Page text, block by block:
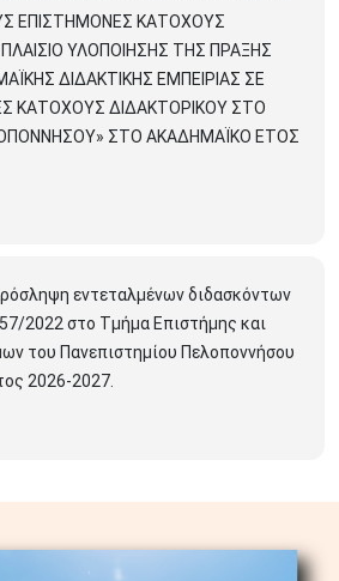
ΕΠΙΣΤΗΜΟΝΕΣ ΚΑΤΟΧΟΥΣ
ΥΛΟΠΟΙΗΣΗΣ ΤΗΣ ΠΡΑΞΗΣ
ΔΙΔΑΚΤΙΚΗΣ ΕΜΠΕΙΡΙΑΣ ΣΕ
ΚΑΤΟΧΟΥΣ ΔΙΔΑΚΤΟΡΙΚΟΥ ΣΤΟ
ΣΤΟ ΑΚΑΔΗΜΑΪΚΟ ΕΤΟΣ
εντεταλμένων διδασκόντων
2022 στο Τμήμα Επιστήμης και
του Πανεπιστημίου Πελοποννήσου
2026-2027.